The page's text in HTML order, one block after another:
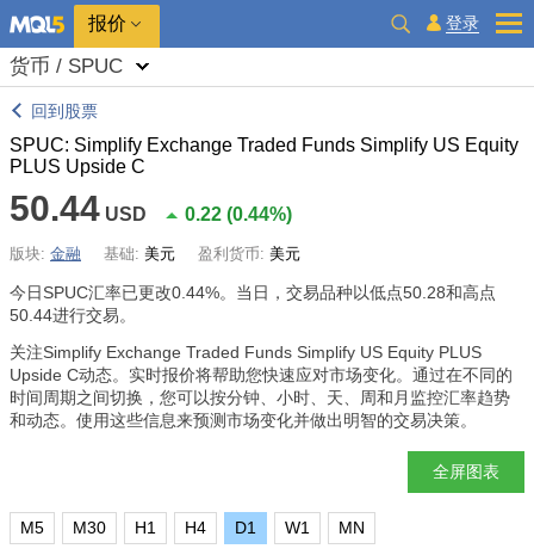
报价 登录
货币 / SPUC
回到股票
SPUC: Simplify Exchange Traded Funds Simplify US Equity
PLUS Upside C
50.44 USD 0.22 (0.44%)
版块: 金融 基础: 美元 盈利货币: 美元
今日SPUC汇率已更改0.44%。当日，交易品种以低点50.28和高点
50.44进行交易。
关注Simplify Exchange Traded Funds Simplify US Equity PLUS
Upside C动态。实时报价将帮助您快速应对市场变化。通过在不同的
时间周期之间切换，您可以按分钟、小时、天、周和月监控汇率趋势
和动态。使用这些信息来预测市场变化并做出明智的交易决策。
全屏图表
M5 M30 H1 H4 D1 W1 MN